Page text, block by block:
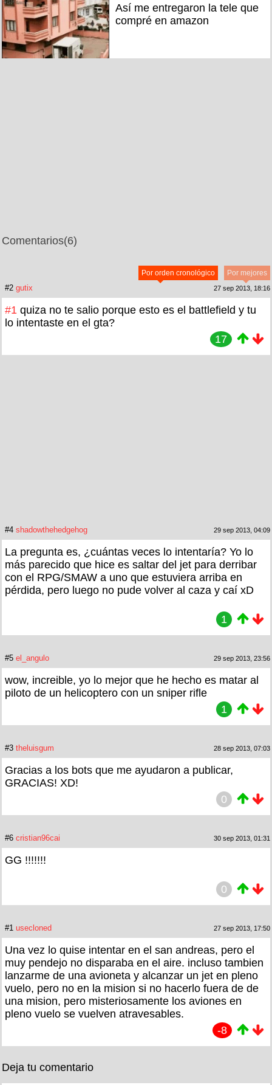
Así me entregaron la tele que
compré en amazon
Comentarios(6)
Por mejores
Por orden cronológico
#2 gutix 27 sep 2013, 18:16
#1 quiza no te salio porque esto es el battlefield y tu
lo intentaste en el gta?
17
#4 shadowthehedgehog 29 sep 2013, 04:09
La pregunta es, ¿cuántas veces lo intentaría? Yo lo
más parecido que hice es saltar del jet para derribar
con el RPG/SMAW a uno que estuviera arriba en
pérdida, pero luego no pude volver al caza y caí xD
1
#5 el_angulo 29 sep 2013, 23:56
wow, increible, yo lo mejor que he hecho es matar al
piloto de un helicoptero con un sniper rifle
1
#3 theluisgum 28 sep 2013, 07:03
Gracias a los bots que me ayudaron a publicar,
GRACIAS! XD!
0
#6 cristian96cai 30 sep 2013, 01:31
GG !!!!!!!
0
#1 usecloned 27 sep 2013, 17:50
Una vez lo quise intentar en el san andreas, pero el
muy pendejo no disparaba en el aire. incluso tambien
lanzarme de una avioneta y alcanzar un jet en pleno
vuelo, pero no en la mision si no hacerlo fuera de de
una mision, pero misteriosamente los aviones en
pleno vuelo se vuelven atravesables.
-8
Deja tu comentario